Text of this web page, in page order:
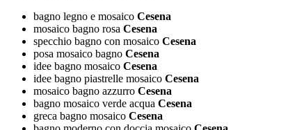
bagno legno e mosaico Cesena
mosaico bagno rosa Cesena
specchio bagno con mosaico Cesena
posa mosaico bagno Cesena
idee bagno mosaico Cesena
idee bagno piastrelle mosaico Cesena
mosaico bagno azzurro Cesena
bagno mosaico verde acqua Cesena
greca bagno mosaico Cesena